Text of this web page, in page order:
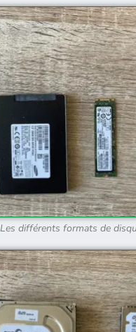
Les différents formats de